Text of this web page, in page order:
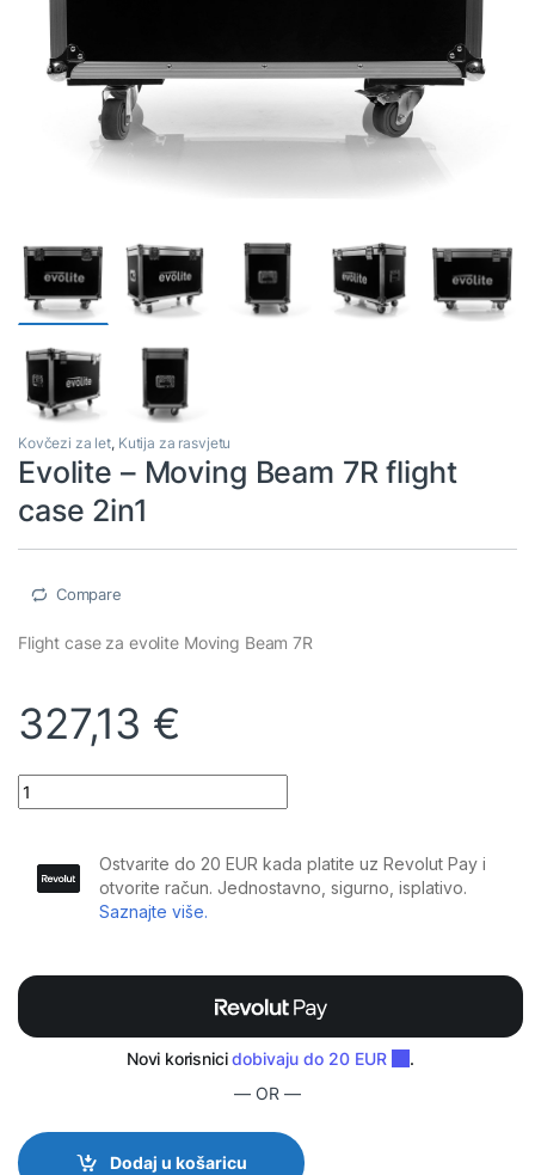
Kovčezi za let, Kutija za rasvjetu
Evolite – Moving Beam 7R flight
case 2in1
Compare
Flight case za evolite Moving Beam 7R
327,13 €
Evolite - Moving Beam 7R flight case 2in1 quantity
— OR —
Dodaj u košaricu